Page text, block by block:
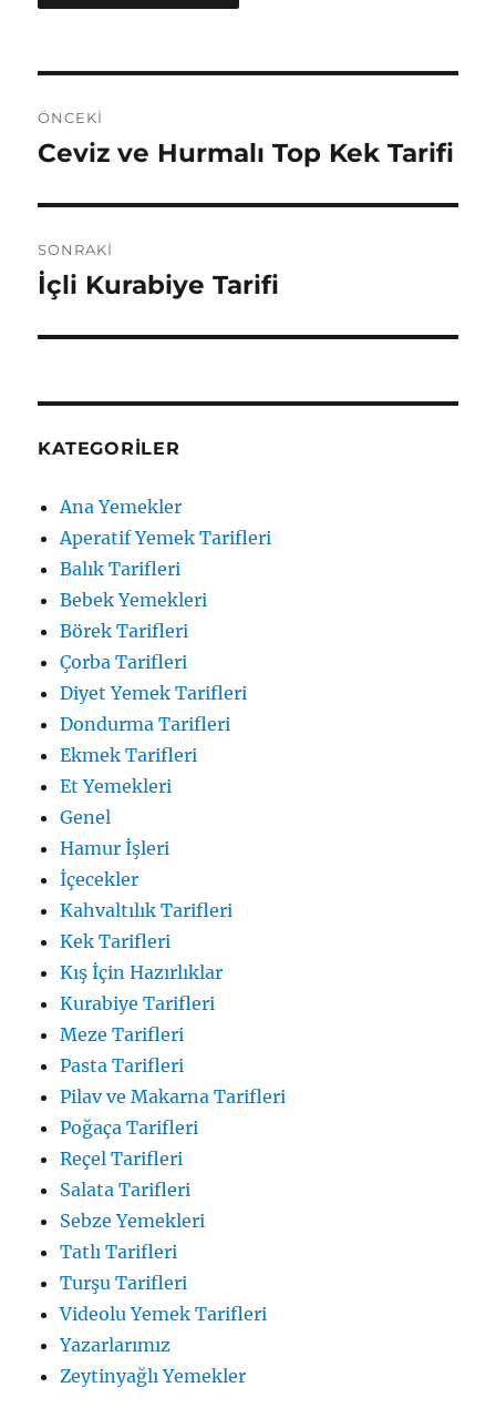
gezinmesi
ÖNCEKI
Önceki
Ceviz ve Hurmalı Top Kek Tarifi
SONRAKI
Sonraki
İçli Kurabiye Tarifi
KATEGORILER
Ana Yemekler
Aperatif Yemek Tarifleri
Balık Tarifleri
Bebek Yemekleri
Börek Tarifleri
Çorba Tarifleri
Diyet Yemek Tarifleri
Dondurma Tarifleri
Ekmek Tarifleri
Et Yemekleri
Genel
Hamur İşleri
İçecekler
Kahvaltılık Tarifleri
Kek Tarifleri
Kış İçin Hazırlıklar
Kurabiye Tarifleri
Meze Tarifleri
Pasta Tarifleri
Pilav ve Makarna Tarifleri
Poğaça Tarifleri
Reçel Tarifleri
Salata Tarifleri
Sebze Yemekleri
Tatlı Tarifleri
Turşu Tarifleri
Videolu Yemek Tarifleri
Yazarlarımız
Zeytinyağlı Yemekler